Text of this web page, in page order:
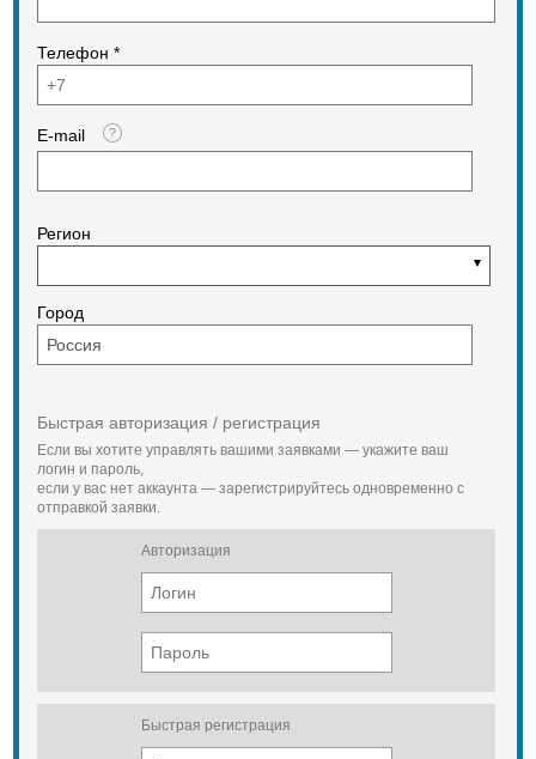
Телефон *
E-mail
Регион
Город
Быстрая авторизация / регистрация
Если вы хотите управлять вашими заявками — укажите ваш
логин и пароль,
если у вас нет аккаунта — зарегистрируйтесь одновременно с
отправкой заявки.
Авторизация
Быстрая регистрация